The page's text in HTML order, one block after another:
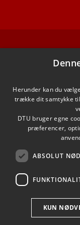
Herunder kan du
trække dit samtykke
DTU bruger egne
præferencer,
ABSOLUT
KUN